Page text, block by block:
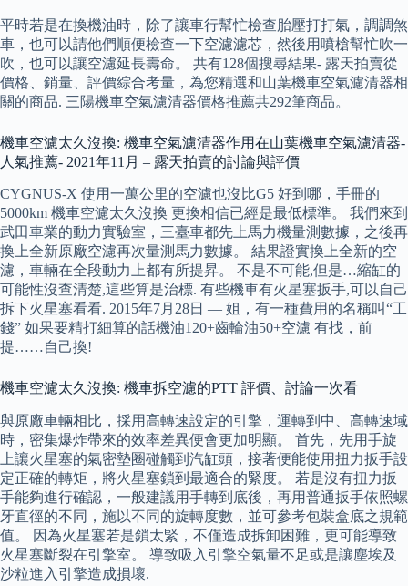
平時若是在換機油時，除了讓車行幫忙檢查胎壓打打氣，調調煞
車，也可以請他們順便檢查一下空濾濾芯，然後用噴槍幫忙吹一
吹，也可以讓空濾延長壽命。 共有128個搜尋結果- 露天拍賣從
價格、銷量、評價綜合考量，為您精選和山葉機車空氣濾清器相
關的商品. 三陽機車空氣濾清器價格推薦共292筆商品。
機車空濾太久沒換: 機車空氣濾清器作用在山葉機車空氣濾清器-
人氣推薦- 2021年11月 – 露天拍賣的討論與評價
CYGNUS-X 使用一萬公里的空濾也沒比G5 好到哪，手冊的
5000km 機車空濾太久沒換 更換相信已經是最低標準。 我們來到
武田車業的動力實驗室，三臺車都先上馬力機量測數據，之後再
換上全新原廠空濾再次量測馬力數據。 結果證實換上全新的空
濾，車輛在全段動力上都有所提昇。 不是不可能,但是…縮缸的
可能性沒查清楚,這些算是治標. 有些機車有火星塞扳手,可以自己
拆下火星塞看看. 2015年7月28日 — 姐，有一種費用的名稱叫“工
錢” 如果要精打細算的話機油120+齒輪油50+空濾 有找，前
提……自己換!
機車空濾太久沒換: 機車拆空濾的PTT 評價、討論一次看
與原廠車輛相比，採用高轉速設定的引擎，運轉到中、高轉速域
時，密集爆炸帶來的效率差異便會更加明顯。 首先，先用手旋
上讓火星塞的氣密墊圈碰觸到汽缸頭，接著便能使用扭力扳手設
定正確的轉矩，將火星塞鎖到最適合的緊度。 若是沒有扭力扳
手能夠進行確認，一般建議用手轉到底後，再用普通扳手依照螺
牙直徑的不同，施以不同的旋轉度數，並可參考包裝盒底之規範
值。 因為火星塞若是鎖太緊，不僅造成拆卸困難，更可能導致
火星塞斷裂在引擎室。 導致吸入引擎空氣量不足或是讓塵埃及
沙粒進入引擎造成損壞.